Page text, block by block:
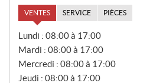
VENTES SERVICE PIÈCES
V
N
T
Lundi : 08:00 à 17:00
Mardi : 08:00 à 17:00
Mercredi : 08:00 à 17:00
Jeudi : 08:00 à 17:00